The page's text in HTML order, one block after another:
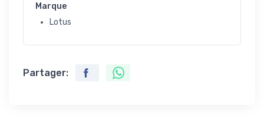
Marque
Lotus
Partager: